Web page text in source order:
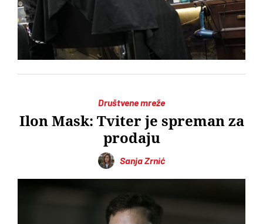
Društvene mreže
Ilon Mask: Tviter je spreman za
prodaju
Sanja Zrnić